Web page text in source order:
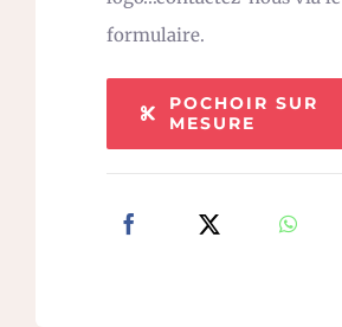
formulaire.
POCHOIR SUR
MESURE